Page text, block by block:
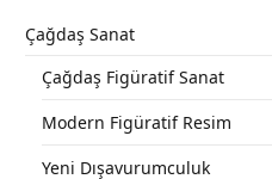
Çağdaş Sanat
Çağdaş Figüratif Sanat
Modern Figüratif Resim
Yeni Dışavurumculuk